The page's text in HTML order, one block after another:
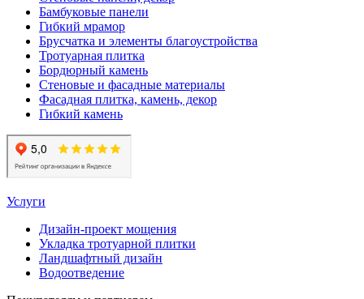
Бамбуковые панели
Гибкий мрамор
Брусчатка и элементы благоустройства
Тротуарная плитка
Бордюрный камень
Стеновые и фасадные материалы
Фасадная плитка, камень, декор
Гибкий камень
Услуги
Дизайн-проект мощения
Укладка тротуарной плитки
Ландшафтный дизайн
Водоотведение